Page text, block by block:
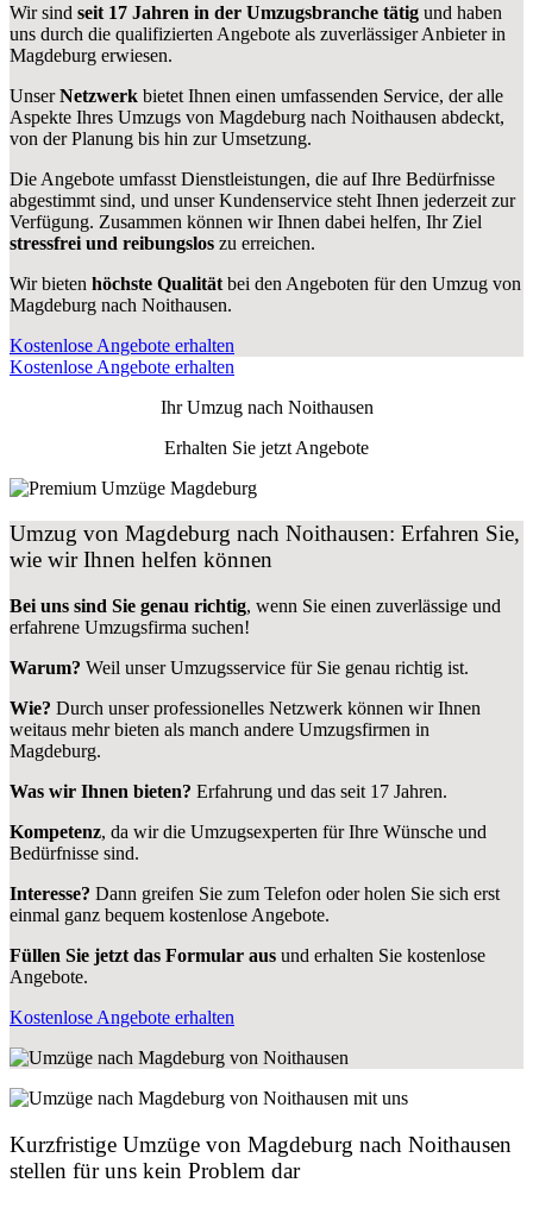
Wir sind seit 17 Jahren in der Umzugsbranche tätig und haben
uns durch die qualifizierten Angebote als zuverlässiger Anbieter in
Magdeburg erwiesen.
UnserNetzwerk bietet Ihnen einen umfassenden Service, der alle
Aspekte Ihres Umzugs von Magdeburg nach Noithausen abdeckt,
von der Planung bis hin zur Umsetzung.
Die Angebote umfasst Dienstleistungen, die auf Ihre Bedürfnisse
abgestimmt sind, und unser Kundenservice steht Ihnen jederzeit zur
Verfügung. Zusammen können wir Ihnen dabei helfen, Ihr Ziel
stressfrei und reibungslos zu erreichen.
Wir bieten höchste Qualität bei den Angeboten für den Umzug von
Magdeburg nach Noithausen.
Kostenlose Angebote erhalten
Kostenlose Angebote erhalten
Ihr Umzug nach Noithausen
Erhalten Sie jetzt Angebote
Umzug von Magdeburg nach Noithausen: Erfahren Sie,
wie wir Ihnen helfen können
Bei uns sind Sie genau richtig, wenn Sie einen zuverlässige und
erfahrene Umzugsfirma suchen!
Warum? Weil unser Umzugsservice für Sie genau richtig ist.
Wie? Durch unser professionelles Netzwerk können wir Ihnen
weitaus mehr bieten als manch andere Umzugsfirmen in
Magdeburg.
Was wir Ihnen bieten? Erfahrung und das seit 17 Jahren.
Kompetenz, da wir die Umzugsexperten für Ihre Wünsche und
Bedürfnisse sind.
Interesse? Dann greifen Sie zum Telefon oder holen Sie sich erst
einmal ganz bequem kostenlose Angebote.
Füllen Sie jetzt das Formular aus und erhalten Sie kostenlose
Angebote.
Kostenlose Angebote erhalten
Kurzfristige Umzüge von Magdeburg nach Noithausen
stellen für uns kein Problem dar